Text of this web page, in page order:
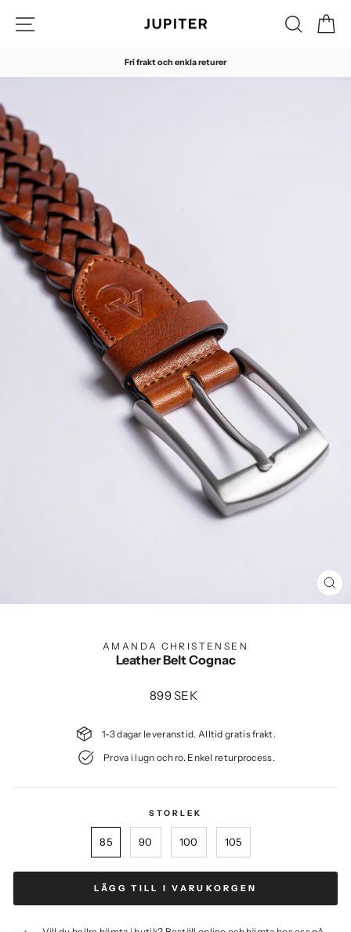
innehåll
Sök
Pausa
Fri frakt och enkla returer
AMANDA CHRISTENSEN
Leather Belt Cognac
Ordinarie
899 SEK
1-3 dagar leveranstid. Alltid gratis frakt.
Prova i lugn och ro. Enkel returprocess.
85 90 100 105
LÄGG TILL I VARUKORGEN